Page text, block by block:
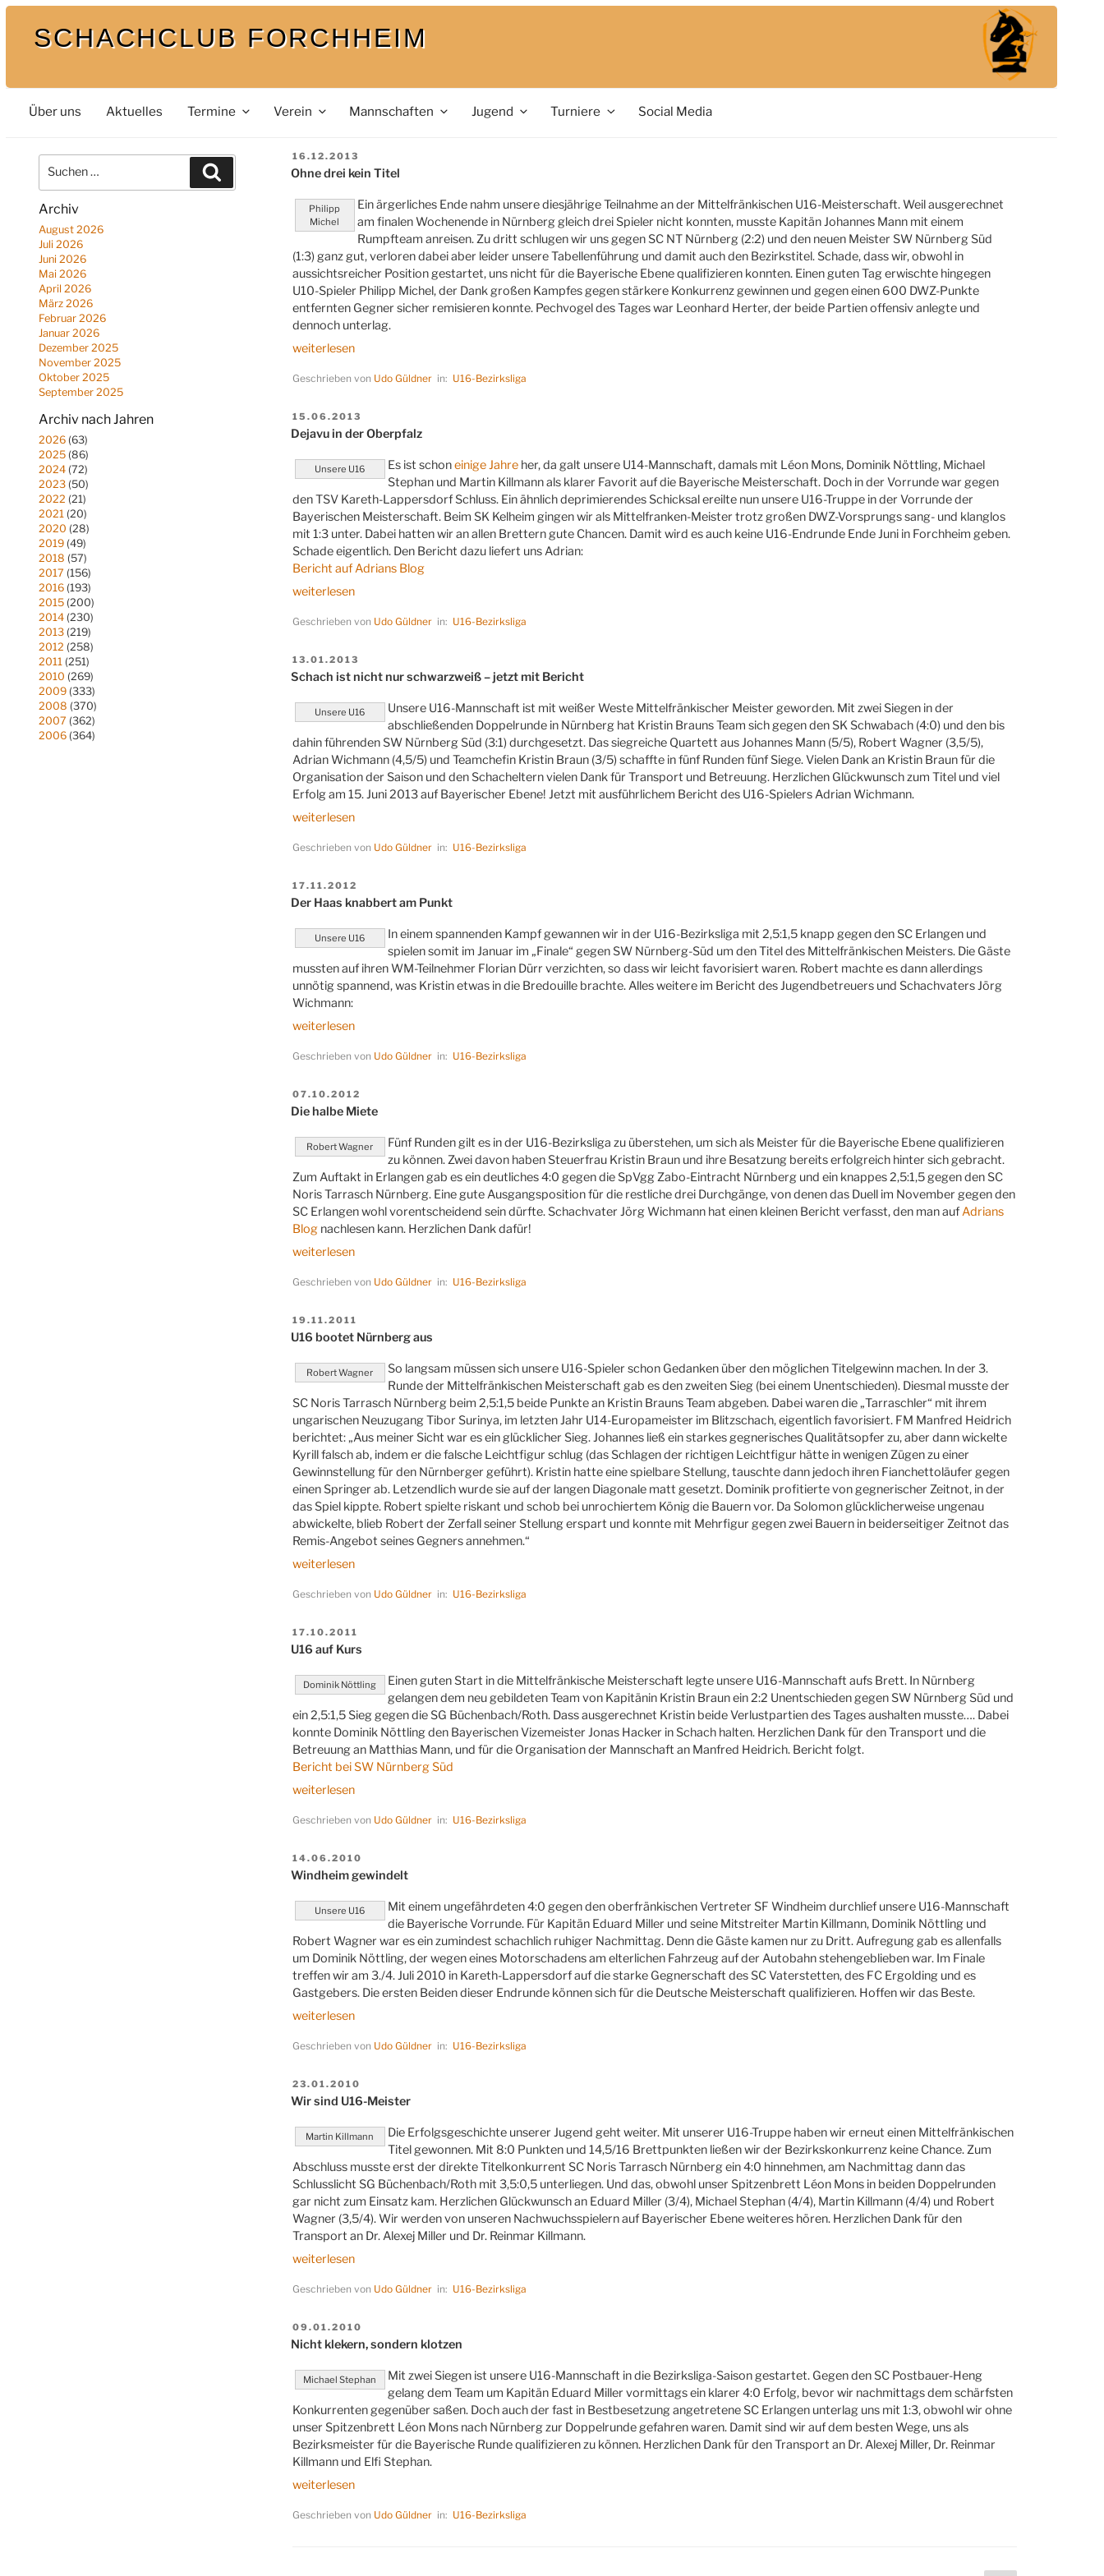
Zum
Inhalt
springenSCHACHCLUB FORCHHEIM
Bei uns spielt auch der König mit
Über uns Aktuelles Termine Verein Mannschaften Jugend Turniere Social Media
nach:
Archiv
August 2026
Juli 2026
Juni 2026
Mai 2026
April 2026
März 2026
Februar 2026
Januar 2026
Dezember 2025
November 2025
Oktober 2025
September 2025
Archiv nach Jahren
2026 (63)
2025 (86)
2024 (72)
2023 (50)
2022 (21)
2021 (20)
2020 (28)
2019 (49)
2018 (57)
2017 (156)
2016 (193)
2015 (200)
2014 (230)
2013 (219)
2012 (258)
2011 (251)
2010 (269)
2009 (333)
2008 (370)
2007 (362)
2006 (364)
VERÖFFENTLICHT
AM
16.12.2013
Ohne drei kein Titel
Philipp
Michel
Ein ärgerliches Ende nahm unsere diesjährige Teilnahme an der Mittelfränkischen U16-Meisterschaft. Weil ausgerechnet
am finalen Wochenende in Nürnberg gleich drei Spieler nicht konnten, musste Kapitän Johannes Mann mit einem
Rumpfteam anreisen. Zu dritt schlugen wir uns gegen SC NT Nürnberg (2:2) und den neuen Meister SW Nürnberg Süd
(1:3) ganz gut, verloren dabei aber leider unsere Tabellenführung und damit auch den Bezirkstitel. Schade, dass wir, obwohl in
aussichtsreicher Position gestartet, uns nicht für die Bayerische Ebene qualifizieren konnten. Einen guten Tag erwischte hingegen
U10-Spieler Philipp Michel, der Dank großen Kampfes gegen stärkere Konkurrenz gewinnen und gegen einen 600 DWZ-Punkte
entfernten Gegner sicher remisieren konnte. Pechvogel des Tages war Leonhard Herter, der beide Partien offensiv anlegte und
dennoch unterlag.
„Ohne
kein
weiterlesen
Geschrieben von Udo Güldnerin: U16-Bezirksliga
VERÖFFENTLICHT
AM
15.06.2013
Dejavu in der Oberpfalz
Unsere U16 Es ist schoneinige Jahreher, da galt unsere U14-Mannschaft, damals mit Léon Mons, Dominik Nöttling, Michael
Stephan und Martin Killmann als klarer Favorit auf die Bayerische Meisterschaft. Doch in der Vorrunde war gegen
den TSV Kareth-Lappersdorf Schluss. Ein ähnlich deprimierendes Schicksal ereilte nun unsere U16-Truppe in der Vorrunde der
Bayerischen Meisterschaft. Beim SK Kelheim gingen wir als Mittelfranken-Meister trotz großen DWZ-Vorsprungs sang- und klanglos
mit 1:3 unter. Dabei hatten wir an allen Brettern gute Chancen. Damit wird es auch keine U16-Endrunde Ende Juni in Forchheim geben.
Schade eigentlich. Den Bericht dazu liefert uns Adrian:
Bericht auf Adrians Blog
„Dejavu
der
weiterlesen
Geschrieben von Udo Güldnerin: U16-Bezirksliga
VERÖFFENTLICHT
AM
13.01.2013
Schach ist nicht nur schwarzweiß – jetzt mit Bericht
Unsere U16
Unsere U16-Mannschaft ist mit weißer Weste Mittelfränkischer Meister geworden. Mit zwei Siegen in der
abschließenden Doppelrunde in Nürnberg hat Kristin Brauns Team sich gegen den SK Schwabach (4:0) und den bis
dahin führenden SW Nürnberg Süd (3:1) durchgesetzt. Das siegreiche Quartett aus Johannes Mann (5/5), Robert Wagner (3,5/5),
Adrian Wichmann (4,5/5) und Teamchefin Kristin Braun (3/5) schaffte in fünf Runden fünf Siege. Vielen Dank an Kristin Braun für die
Organisation der Saison und den Schacheltern vielen Dank für Transport und Betreuung. Herzlichen Glückwunsch zum Titel und viel
Erfolg am 15. Juni 2013 auf Bayerischer Ebene! Jetzt mit ausführlichem Bericht des U16-Spielers Adrian Wichmann.
„Schach
nicht
schwarzweiß
–
weiterlesen
Geschrieben von Udo Güldnerin: U16-Bezirksliga
VERÖFFENTLICHT
AM
17.11.2012
Der Haas knabbert am Punkt
Unsere U16
In einem spannenden Kampf gewannen wir in der U16-Bezirksliga mit 2,5:1,5 knapp gegen den SC Erlangen und
spielen somit im Januar im „Finale“ gegen SW Nürnberg-Süd um den Titel des Mittelfränkischen Meisters. Die Gäste
mussten auf ihren WM-Teilnehmer Florian Dürr verzichten, so dass wir leicht favorisiert waren. Robert machte es dann allerdings
unnötig spannend, was Kristin etwas in die Bredouille brachte. Alles weitere im Bericht des Jugendbetreuers und Schachvaters Jörg
Wichmann:
„Der
knabbert
Punkt“
weiterlesen
Geschrieben von Udo Güldnerin: U16-Bezirksliga
VERÖFFENTLICHT
AM
07.10.2012
Die halbe Miete
Robert Wagner
Fünf Runden gilt es in der U16-Bezirksliga zu überstehen, um sich als Meister für die Bayerische Ebene qualifizieren
zu können. Zwei davon haben Steuerfrau Kristin Braun und ihre Besatzung bereits erfolgreich hinter sich gebracht.
Zum Auftakt in Erlangen gab es ein deutliches 4:0 gegen die SpVgg Zabo-Eintracht Nürnberg und ein knappes 2,5:1,5 gegen den SC
Noris Tarrasch Nürnberg. Eine gute Ausgangsposition für die restliche drei Durchgänge, von denen das Duell im November gegen den
SC Erlangen wohl vorentscheidend sein dürfte. Schachvater Jörg Wichmann hat einen kleinen Bericht verfasst, den man aufAdrians
Blognachlesen kann. Herzlichen Dank dafür!
„Die
Miete“
weiterlesen
Geschrieben von Udo Güldnerin: U16-Bezirksliga
VERÖFFENTLICHT
AM
19.11.2011
U16 bootet Nürnberg aus
Robert Wagner
So langsam müssen sich unsere U16-Spieler schon Gedanken über den möglichen Titelgewinn machen. In der 3.
Runde der Mittelfränkischen Meisterschaft gab es den zweiten Sieg (bei einem Unentschieden). Diesmal musste der
SC Noris Tarrasch Nürnberg beim 2,5:1,5 beide Punkte an Kristin Brauns Team abgeben. Dabei waren die „Tarraschler“ mit ihrem
ungarischen Neuzugang Tibor Surinya, im letzten Jahr U14-Europameister im Blitzschach, eigentlich favorisiert. FM Manfred Heidrich
berichtet: „Aus meiner Sicht war es ein glücklicher Sieg. Johannes ließ ein starkes gegnerisches Qualitätsopfer zu, aber dann wickelte
Kyrill falsch ab, indem er die falsche Leichtfigur schlug (das Schlagen der richtigen Leichtfigur hätte in wenigen Zügen zu einer
Gewinnstellung für den Nürnberger geführt). Kristin hatte eine spielbare Stellung, tauschte dann jedoch ihren Fianchettoläufer gegen
einen Springer ab. Letzendlich wurde sie auf der langen Diagonale matt gesetzt. Dominik profitierte von gegnerischer Zeitnot, in der
das Spiel kippte. Robert spielte riskant und schob bei unrochiertem König die Bauern vor. Da Solomon glücklicherweise ungenau
abwickelte, blieb Robert der Zerfall seiner Stellung erspart und konnte mit Mehrfigur gegen zwei Bauern in beiderseitiger Zeitnot das
Remis-Angebot seines Gegners annehmen.“
„U16
Nürnberg
weiterlesen
Geschrieben von Udo Güldnerin: U16-Bezirksliga
VERÖFFENTLICHT
AM
17.10.2011
U16 auf Kurs
Dominik Nöttling
Einen guten Start in die Mittelfränkische Meisterschaft legte unsere U16-Mannschaft aufs Brett. In Nürnberg
gelangen dem neu gebildeten Team von Kapitänin Kristin Braun ein 2:2 Unentschieden gegen SW Nürnberg Süd und
ein 2,5:1,5 Sieg gegen die SG Büchenbach/Roth. Dass ausgerechnet Kristin beide Verlustpartien des Tages aushalten musste…. Dabei
konnte Dominik Nöttling den Bayerischen Vizemeister Jonas Hacker in Schach halten. Herzlichen Dank für den Transport und die
Betreuung an Matthias Mann, und für die Organisation der Mannschaft an Manfred Heidrich. Bericht folgt.
Bericht bei SW Nürnberg Süd
„U16
Kurs“
weiterlesen
Geschrieben von Udo Güldnerin: U16-Bezirksliga
VERÖFFENTLICHT
AM
14.06.2010
Windheim gewindelt
Unsere U16
Mit einem ungefährdeten 4:0 gegen den oberfränkischen Vertreter SF Windheim durchlief unsere U16-Mannschaft
die Bayerische Vorrunde. Für Kapitän Eduard Miller und seine Mitstreiter Martin Killmann, Dominik Nöttling und
Robert Wagner war es ein zumindest schachlich ruhiger Nachmittag. Denn die Gäste kamen nur zu Dritt. Aufregung gab es allenfalls
um Dominik Nöttling, der wegen eines Motorschadens am elterlichen Fahrzeug auf der Autobahn stehengeblieben war. Im Finale
treffen wir am 3./4. Juli 2010 in Kareth-Lappersdorf auf die starke Gegnerschaft des SC Vaterstetten, des FC Ergolding und es
Gastgebers. Die ersten Beiden dieser Endrunde können sich für die Deutsche Meisterschaft qualifizieren. Hoffen wir das Beste.
„Windheim
weiterlesen
Geschrieben von Udo Güldnerin: U16-Bezirksliga
VERÖFFENTLICHT
AM
23.01.2010
Wir sind U16-Meister
Martin Killmann
Die Erfolgsgeschichte unserer Jugend geht weiter. Mit unserer U16-Truppe haben wir erneut einen Mittelfränkischen
Titel gewonnen. Mit 8:0 Punkten und 14,5/16 Brettpunkten ließen wir der Bezirkskonkurrenz keine Chance. Zum
Abschluss musste erst der direkte Titelkonkurrent SC Noris Tarrasch Nürnberg ein 4:0 hinnehmen, am Nachmittag dann das
Schlusslicht SG Büchenbach/Roth mit 3,5:0,5 unterliegen. Und das, obwohl unser Spitzenbrett Léon Mons in beiden Doppelrunden
gar nicht zum Einsatz kam. Herzlichen Glückwunsch an Eduard Miller (3/4), Michael Stephan (4/4), Martin Killmann (4/4) und Robert
Wagner (3,5/4). Wir werden von unseren Nachwuchsspielern auf Bayerischer Ebene weiteres hören. Herzlichen Dank für den
Transport an Dr. Alexej Miller und Dr. Reinmar Killmann.
„Wir
U16-
weiterlesen
Geschrieben von Udo Güldnerin: U16-Bezirksliga
VERÖFFENTLICHT
AM
09.01.2010
Nicht klekern, sondern klotzen
Michael Stephan
Mit zwei Siegen ist unsere U16-Mannschaft in die Bezirksliga-Saison gestartet. Gegen den SC Postbauer-Heng
gelang dem Team um Kapitän Eduard Miller vormittags ein klarer 4:0 Erfolg, bevor wir nachmittags dem schärfsten
Konkurrenten gegenüber saßen. Doch auch der fast in Bestbesetzung angetretene SC Erlangen unterlag uns mit 1:3, obwohl wir ohne
unser Spitzenbrett Léon Mons nach Nürnberg zur Doppelrunde gefahren waren. Damit sind wir auf dem besten Wege, uns als
Bezirksmeister für die Bayerische Runde qualifizieren zu können. Herzlichen Dank für den Transport an Dr. Alexej Miller, Dr. Reinmar
Killmann und Elfi Stephan.
„Nicht
sondern
weiterlesen
Geschrieben von Udo Güldnerin: U16-Bezirksliga